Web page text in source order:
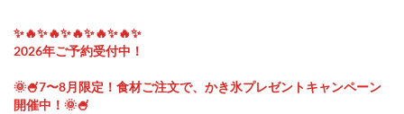
✨🔥✨🔥✨🔥✨🔥✨🔥✨
2026年ご予約受付中！
🌞🍧7〜8月限定！食材ご注文で、かき氷プレゼントキャンペーン
開催中！🌞🍧